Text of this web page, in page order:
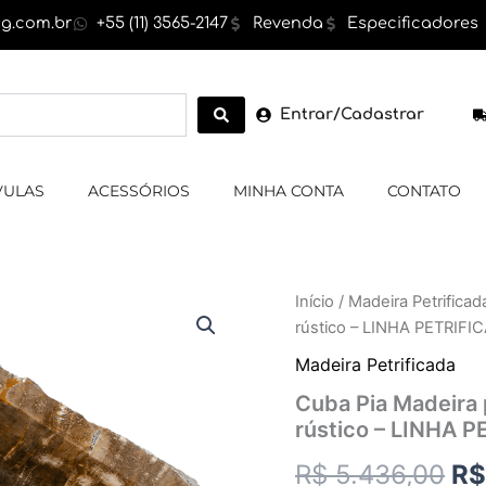
+55 (11) 3565-2147 Revenda Especificadores
Entrar/Cadastrar
ACESSÓRIOS MINHA CONTA CONTATO
Início / Madeira
rústico – LINHA
Madeira Petrificada
Cuba Pia
rústico – LINHA
R$5.436,00
O
R$
Cuba
Pia
petrificada,
marrom
,exterior
-